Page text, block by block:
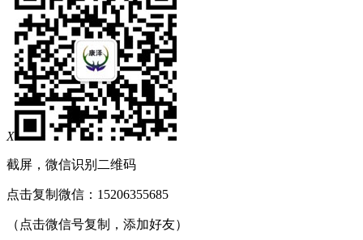
X
截屏，微信识别二维码
点击复制微信：15206355685
（点击微信号复制，添加好友）